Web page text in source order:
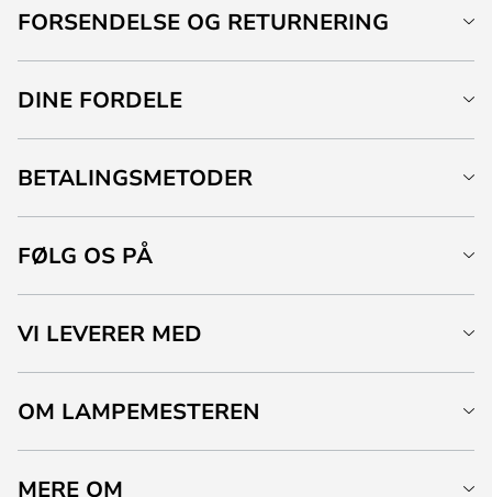
FORSENDELSE OG RETURNERING
DINE FORDELE
BETALINGSMETODER
FØLG OS PÅ
VI LEVERER MED
OM LAMPEMESTEREN
MERE OM